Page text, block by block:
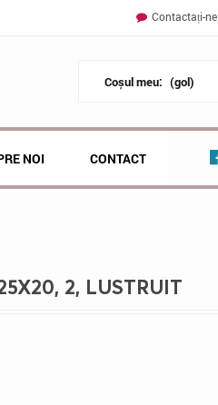
Contactați-ne
Coșul meu: (gol)
NOI CONTACT
2, LUSTRUIT